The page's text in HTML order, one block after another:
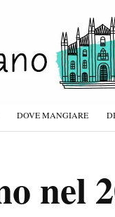
DOVE MANGIARE
nel